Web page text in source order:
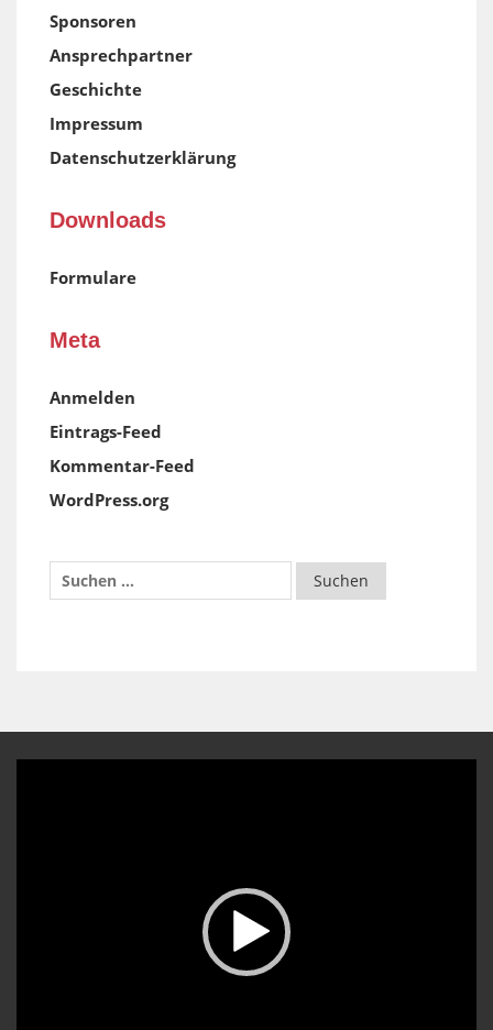
Sponsoren
Ansprechpartner
Geschichte
Impressum
Datenschutzerklärung
Downloads
Formulare
Meta
Anmelden
Eintrags-Feed
Kommentar-Feed
WordPress.org